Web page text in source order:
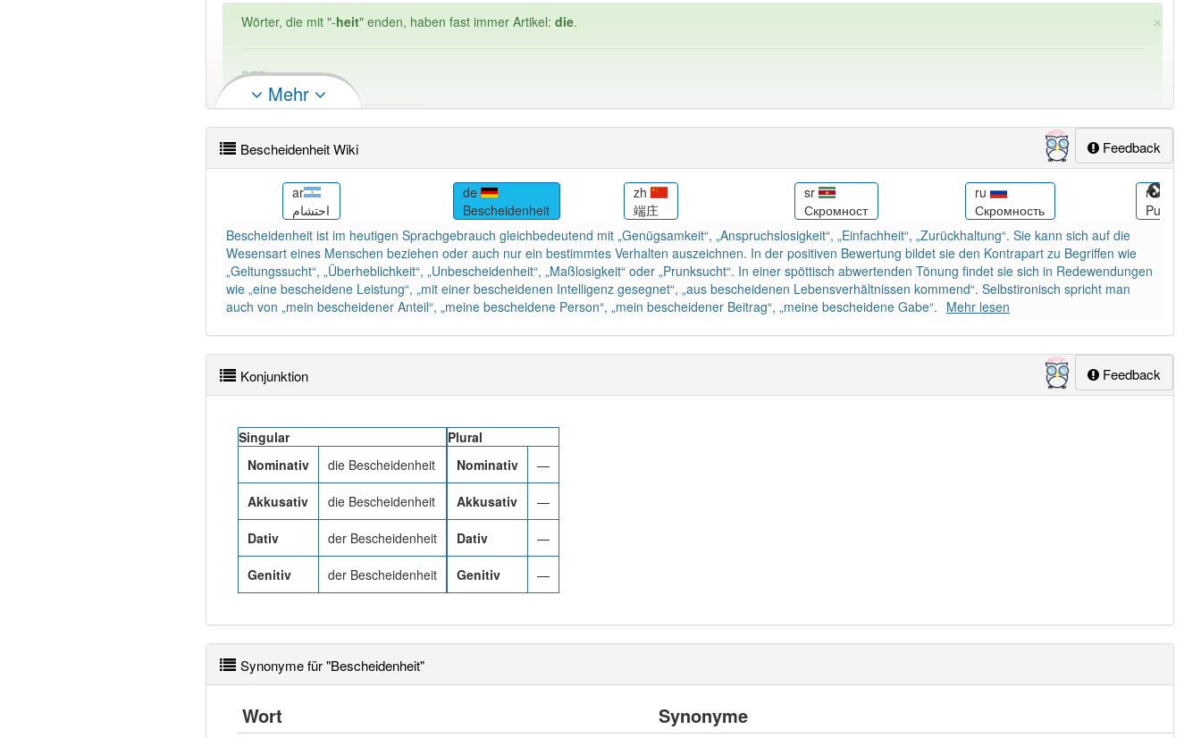
×
Wörter, die mit "-heit" enden, haben fast immer Artikel: die.
DER:0
DIE: 1 042
DAS:8Ausnahmen Beispiele
PowerIndex:61
Wörter mit Endung Wörter mit Endung-bescheidenheit aber mit einem anderen Artikel
0
95% unserer Spielapp-Nutzer haben den Artikel korrekt erraten.
Mehr
Feedback
Bescheidenheit Wiki
ar
احتشام
de
Bescheidenheit
zh
端庄
sr
Скромност
ru
Скромность
ro
Pudoare
Bescheidenheit ist im heutigen Sprachgebrauch gleichbedeutend mit „Genügsamkeit“, „Anspruchslosigkeit“, „Einfachheit“, „Zurückhaltung“. Sie kann sich auf die
Wesensart eines Menschen beziehen oder auch nur ein bestimmtes Verhalten auszeichnen. In der positiven Bewertung bildet sie den Kontrapart zu Begriffen wie
„Geltungssucht“, „Überheblichkeit“, „Unbescheidenheit“, „Maßlosigkeit“ oder „Prunksucht“. In einer spöttisch abwertenden Tönung findet sie sich in Redewendungen
wie „eine bescheidene Leistung“, „mit einer bescheidenen Intelligenz gesegnet“, „aus bescheidenen Lebensverhältnissen kommend“. Selbstironisch spricht man
auch von „mein bescheidener Anteil“, „meine bescheidene Person“, „mein bescheidener Beitrag“, „meine bescheidene Gabe“. Mehr lesen
Feedback
Konjunktion
Singular
Nominativ
die Bescheidenheit
Akkusativ die Bescheidenheit
Dativ der Bescheidenheit
Genitiv der Bescheidenheit
Plural
Nominativ
—
Akkusativ —
Dativ —
Genitiv —
Synonyme für "Bescheidenheit"
Wort Synonyme